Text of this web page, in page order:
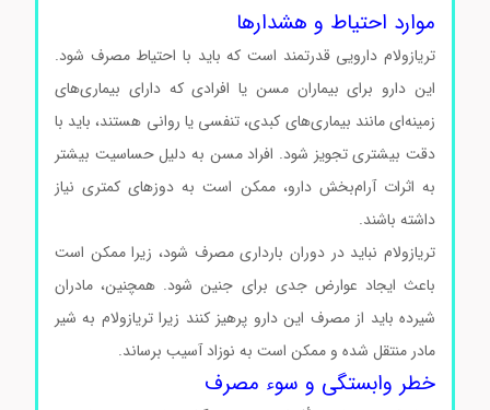
موارد احتیاط و هشدارها
تریازولام دارویی قدرتمند است که باید با احتیاط مصرف شود.
این دارو برای بیماران مسن یا افرادی که دارای بیماری‌های
زمینه‌ای مانند بیماری‌های کبدی، تنفسی یا روانی هستند، باید با
دقت بیشتری تجویز شود. افراد مسن به دلیل حساسیت بیشتر
به اثرات آرام‌بخش دارو، ممکن است به دوزهای کمتری نیاز
داشته باشند.
تریازولام نباید در دوران بارداری مصرف شود، زیرا ممکن است
باعث ایجاد عوارض جدی برای جنین شود. همچنین، مادران
شیرده باید از مصرف این دارو پرهیز کنند زیرا تریازولام به شیر
مادر منتقل شده و ممکن است به نوزاد آسیب برساند.
خطر وابستگی و سوء مصرف